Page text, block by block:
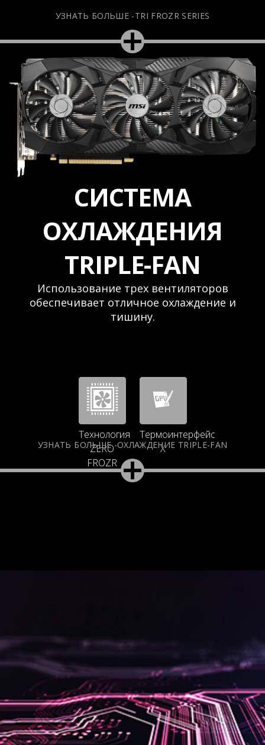
УЗНАТЬ БОЛЬШЕ -TRI FROZR SERIES
СИСТЕМА
ОХЛАЖДЕНИЯ
TRIPLE-FAN
Использование трех вентиляторов
обеспечивает отличное охлаждение и
тишину.
Технология
ZERO
FROZR
Термоинтерфейс
X
УЗНАТЬ БОЛЬШЕ -ОХЛАЖДЕНИЕ TRIPLE-FAN